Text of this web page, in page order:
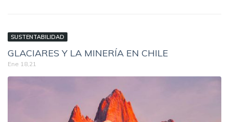
SUSTENTABILIDAD
GLACIARES Y LA MINERÍA EN CHILE
Ene 18,21